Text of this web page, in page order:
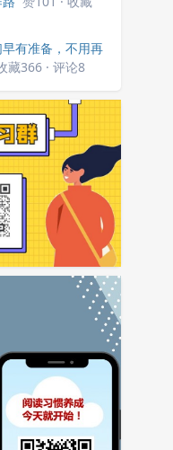
有准备，不用再
藏366 · 评论8